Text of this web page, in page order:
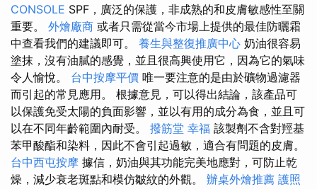
CONSOLE SPF，廣泛的保護，非成熟的和皮膚敏感性至關
重要。 外燴廠商 或者只需從當今市場上提供的最佳防曬霜
中查看我們的建議即可。 養生與整復推廣中心 奶油很容易
塗抹，沒有油膩的感覺，並且很高興使用它，因為它的氣味
令人愉悅。 台中按摩平價 唯一要注意的是由於礦物過濾器
而引起的常見應用。 根據意見，可以得出結論，該產品可
以保護免受太陽的負面影響，並以有用的成分為食，並且可
以在不同年齡範圍內耐受。 撥筋堂 幸福 該製劑不含對羥基
苯甲酸酯和染料，因此不會引起過敏，適合有問題的皮膚。
台中西屯按摩 據信，奶油與其功能完美地應對，可防止乾
燥，減少衰老斑點和模仿皺紋的外觀。 辦桌外燴推薦 護照